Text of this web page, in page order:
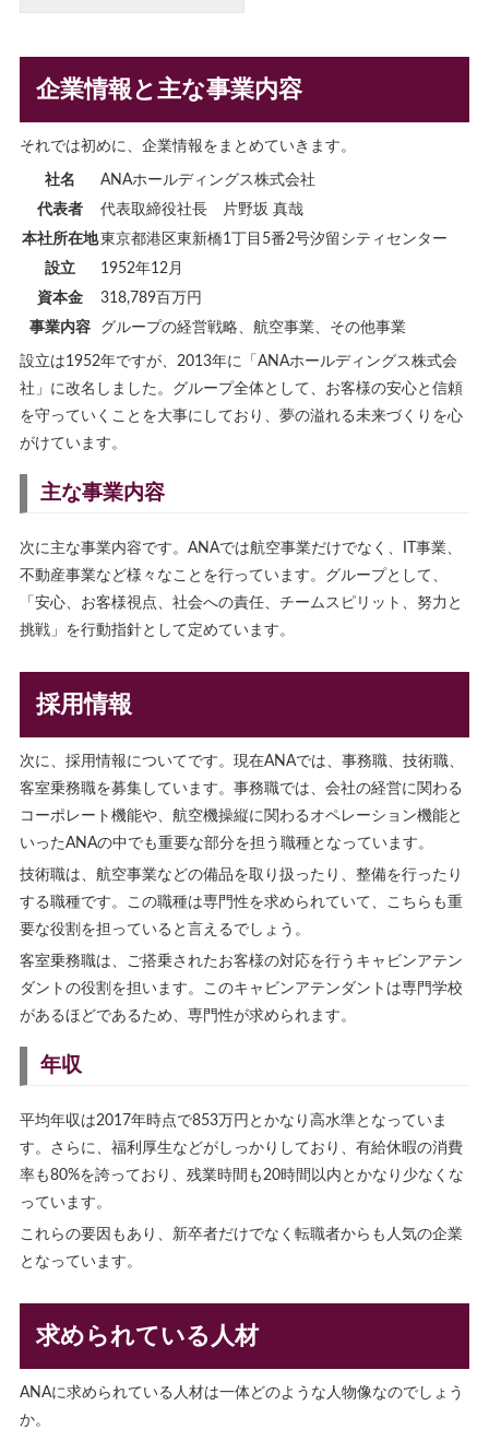
企業情報と主な事業内容
それでは初めに、企業情報をまとめていきます。
社名
ANAホールディングス株式会社
代表者
代表取締役社長 片野坂 真哉
本社所在地 東京都港区東新橋1丁目5番2号汐留シティセンター
設立
1952年12月
資本金
318,789百万円
事業内容
グループの経営戦略、航空事業、その他事業
設立は1952年ですが、2013年に「ANAホールディングス株式会
社」に改名しました。グループ全体として、お客様の安心と信頼
を守っていくことを大事にしており、夢の溢れる未来づくりを心
がけています。
主な事業内容
次に主な事業内容です。ANAでは航空事業だけでなく、IT事業、
不動産事業など様々なことを行っています。グループとして、
「安心、お客様視点、社会への責任、チームスピリット、努力と
挑戦」を行動指針として定めています。
採用情報
次に、採用情報についてです。現在ANAでは、事務職、技術職、
客室乗務職を募集しています。事務職では、会社の経営に関わる
コーポレート機能や、航空機操縦に関わるオペレーション機能と
いったANAの中でも重要な部分を担う職種となっています。
技術職は、航空事業などの備品を取り扱ったり、整備を行ったり
する職種です。この職種は専門性を求められていて、こちらも重
要な役割を担っていると言えるでしょう。
客室乗務職は、ご搭乗されたお客様の対応を行うキャビンアテン
ダントの役割を担います。このキャビンアテンダントは専門学校
があるほどであるため、専門性が求められます。
年収
平均年収は2017年時点で853万円とかなり高水準となっていま
す。さらに、福利厚生などがしっかりしており、有給休暇の消費
率も80%を誇っており、残業時間も20時間以内とかなり少なくな
っています。
これらの要因もあり、新卒者だけでなく転職者からも人気の企業
となっています。
求められている人材
ANAに求められている人材は一体どのような人物像なのでしょう
か。